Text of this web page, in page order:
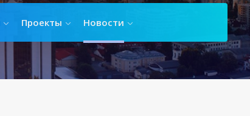
Проекты Новости